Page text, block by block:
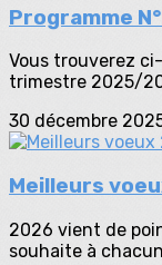
Programme
Vous trouverez
trimestre 2025/
30 décembre
Meilleurs
2026 vient de
souhaite à